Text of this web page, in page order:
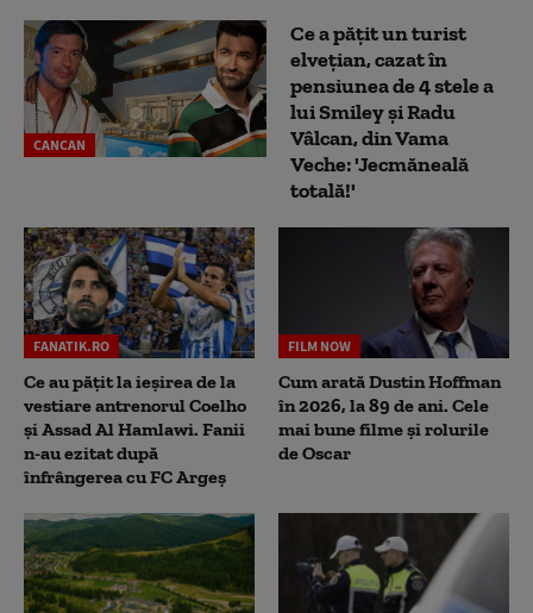
CANCAN
Ce a pățit un turist
elvețian, cazat în
pensiunea de 4 stele a
lui Smiley și Radu
Vâlcan, din Vama
Veche: 'Jecmăneală
totală!'
FANATIK.RO
Ce au pățit la ieșirea de la
vestiare antrenorul Coelho
și Assad Al Hamlawi. Fanii
n-au ezitat după
înfrângerea cu FC Argeș
FILM NOW
Cum arată Dustin Hoffman
în 2026, la 89 de ani. Cele
mai bune filme și rolurile
de Oscar